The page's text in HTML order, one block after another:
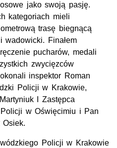
jako swoją pasję.
kategoriach mieli
trasę biegnącą
wadowicki. Finałem
pucharów, medali
zwycięzców
inspektor Roman
Policji w Krakowie,
I Zastępca
w Oświęcimiu i Pan
Osiek.
Policji w Krakowie